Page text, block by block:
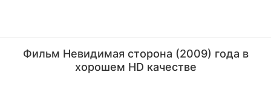
(Football Fan, в...)
(Football Fan /...)
Фильм Невидимая сторона (2009) года в
хорошем HD качестве